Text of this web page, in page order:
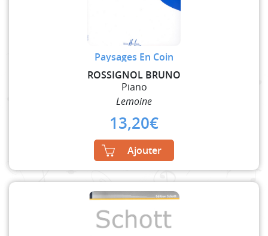
Paysages En Coin
ROSSIGNOL BRUNO
Piano
Lemoine
13,20€
Ajouter